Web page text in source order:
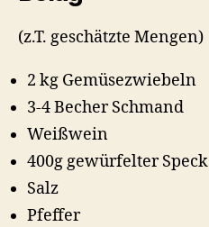
(z.T. geschätzte Mengen)
2 kg Gemüsezwiebeln
3-4 Becher Schmand
Weißwein
400g gewürfelter Speck
Salz
Pfeffer